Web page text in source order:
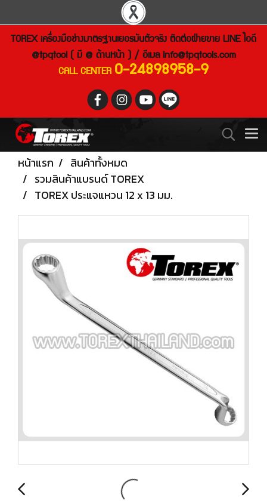
TOREX เครื่องมือช่างมาตรฐานเยอรมันตัวจริง ติดต่อฝ่ายขาย LINE ไอดี
@tpqtool ( มี @ ด้านหน้า ) / อีเมล info@tpqtools.com
CALL CENTER 0-24898958-9
หน้าแรก
สินค้าทั้งหมด
รวมสินค้าแบรนด์ TOREX
TOREX ประแจแหวน 12 x 13 มม.